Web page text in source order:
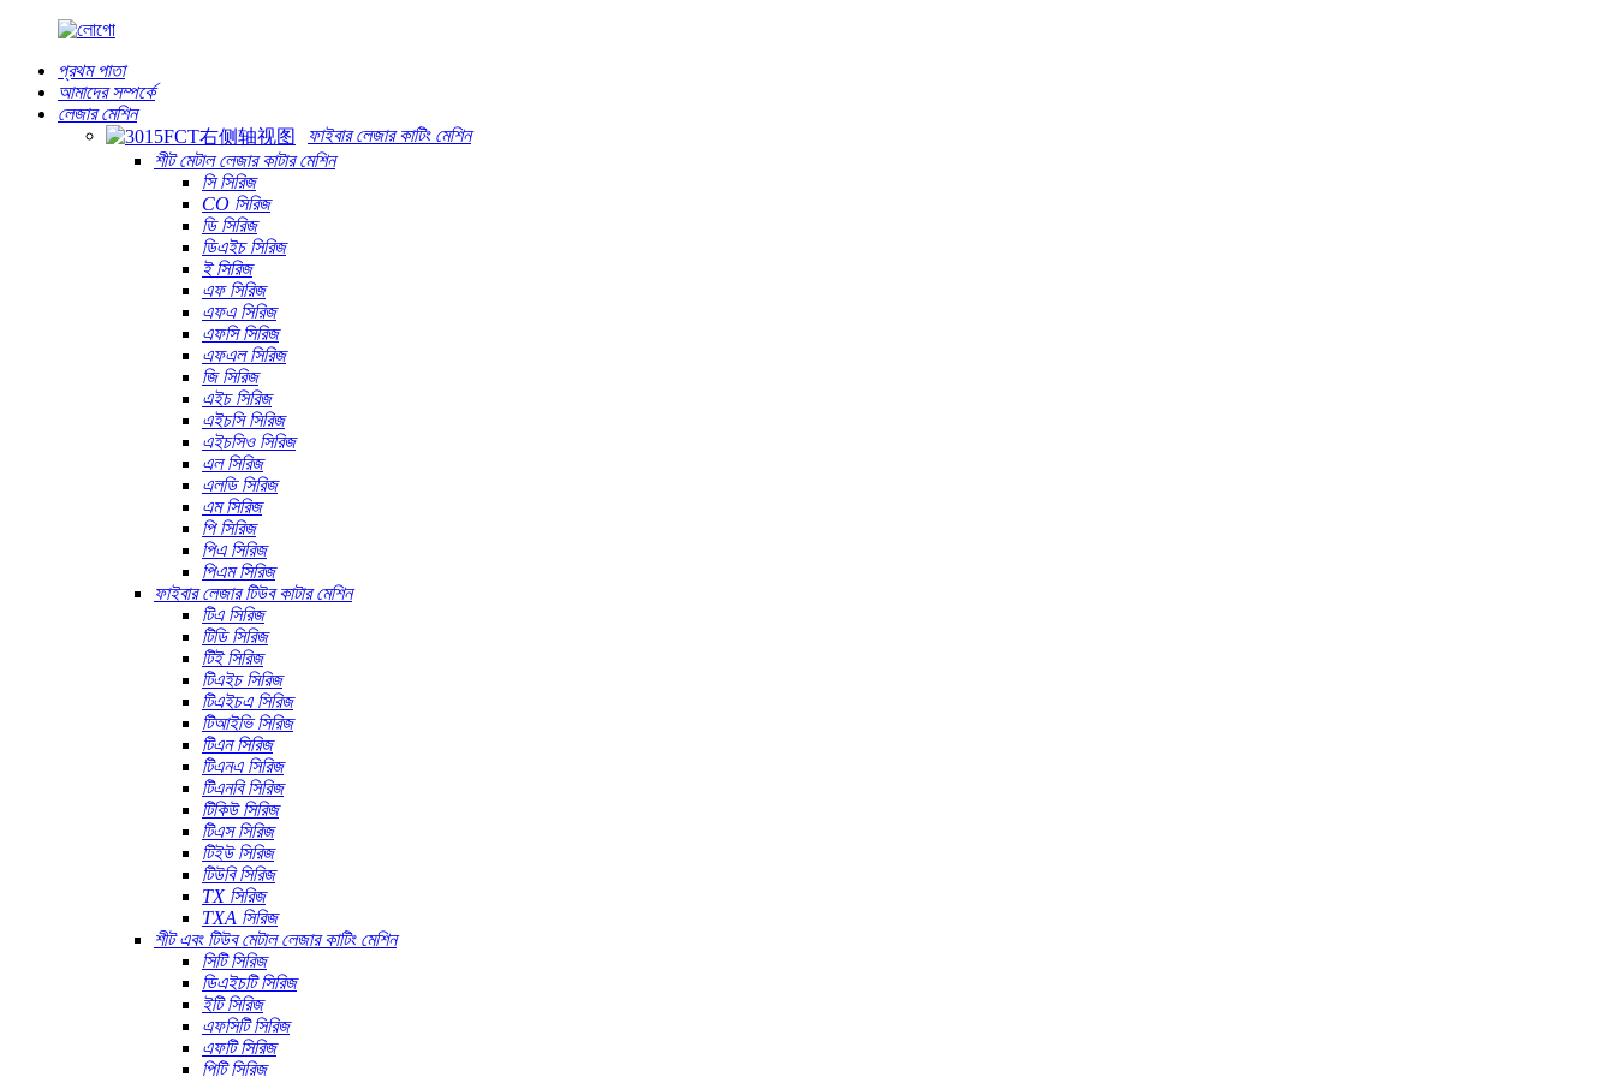
প্রথম পাতা
আমাদের সম্পর্কে
লেজার মেশিন
ফাইবার লেজার কাটিং মেশিন
শীট মেটাল লেজার কাটার মেশিন
সি সিরিজ
CO সিরিজ
ডি সিরিজ
ডিএইচ সিরিজ
ই সিরিজ
এফ সিরিজ
এফএ সিরিজ
এফসি সিরিজ
এফএল সিরিজ
জি সিরিজ
এইচ সিরিজ
এইচসি সিরিজ
এইচসিও সিরিজ
এল সিরিজ
এলডি সিরিজ
এম সিরিজ
পি সিরিজ
পিএ সিরিজ
পিএম সিরিজ
ফাইবার লেজার টিউব কাটার মেশিন
টিএ সিরিজ
টিডি সিরিজ
টিই সিরিজ
টিএইচ সিরিজ
টিএইচএ সিরিজ
টিআইভি সিরিজ
টিএন সিরিজ
টিএনএ সিরিজ
টিএনবি সিরিজ
টিকিউ সিরিজ
টিএস সিরিজ
টিইউ সিরিজ
টিউবি সিরিজ
TX সিরিজ
TXA সিরিজ
শীট এবং টিউব মেটাল লেজার কাটিং মেশিন
সিটি সিরিজ
ডিএইচটি সিরিজ
ইটি সিরিজ
এফসিটি সিরিজ
এফটি সিরিজ
পিটি সিরিজ